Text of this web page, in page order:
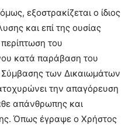
εξοστρακίζεται ο ίδιος
και επί της ουσίας
του
κατά παράβαση του
των Δικαιωμάτων
την απαγόρευση
απάνθρωπης και
Όπως έγραψε ο Χρήστος